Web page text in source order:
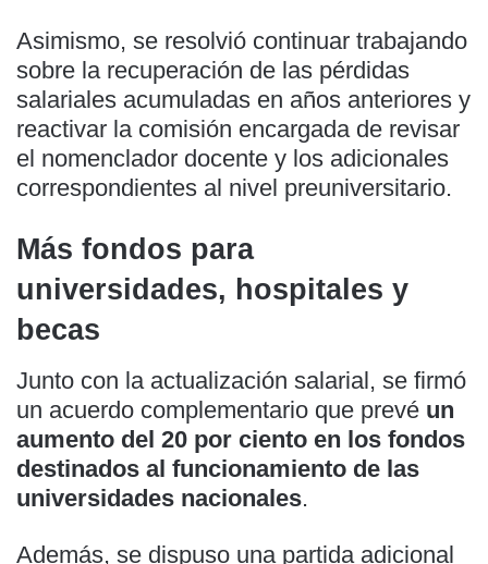
Asimismo, se resolvió continuar trabajando
sobre la recuperación de las pérdidas
salariales acumuladas en años anteriores y
reactivar la comisión encargada de revisar
el nomenclador docente y los adicionales
correspondientes al nivel preuniversitario.
Más fondos para
universidades, hospitales y
becas
Junto con la actualización salarial, se firmó
un acuerdo complementario que prevé un
aumento del 20 por ciento en los fondos
destinados al funcionamiento de las
universidades nacionales.
Además, se dispuso una partida adicional